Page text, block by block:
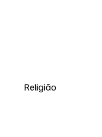
Religião